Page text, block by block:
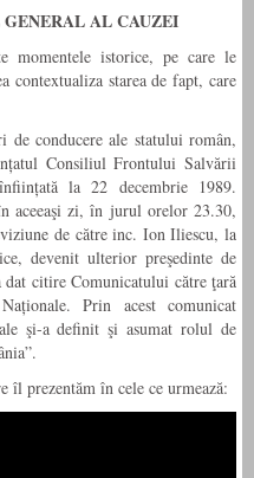
AL CAUZEI
momentele istorice, pe care le
contextualiza starea de fapt, care
de conducere ale statului român,
Consiliul Frontului Salvării
la 22 decembrie 1989.
aceeaşi zi, în jurul orelor 23.30,
de către inc. Ion Iliescu, la
devenit ulterior preşedinte de
citire Comunicatului către ţară
Prin acest comunicat
şi-a definit şi asumat rolul de
îl prezentăm în cele ce urmează: